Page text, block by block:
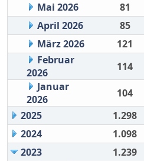
Mai 2026
81
April 2026
85
März 2026
121
Februar
2026
114
Januar
2026
104
2025
1.298
2024
1.098
2023
1.239